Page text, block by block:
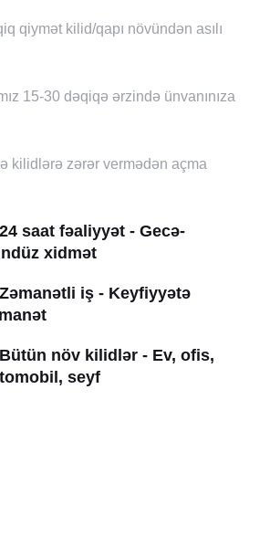
qiymət kilid/qapı növündən asılı
15-30 dəqiqə ərzində ünvanınıza
kilidlərə zərər vermədən açma
saat fəaliyyət - Gecə-
xidmət
iş - Keyfiyyətə
növ kilidlər - Ev, ofis,
seyf